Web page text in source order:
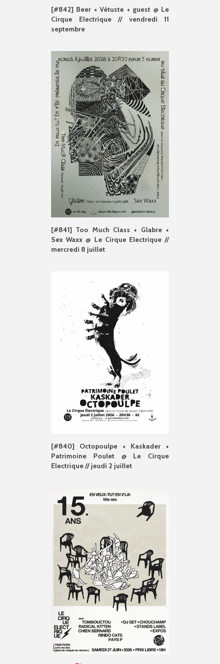
[#842] Beer + Vétuste + guest @ Le
Cirque Electrique // vendredi 11
septembre
[#841] Too Much Class + Glabre +
Sex Waxx @ Le Cirque Electrique //
mercredi 8 juillet
[#840] Octopoulpe + Kaskader +
Patrimoine Poulet @ Le Cirque
Electrique // jeudi 2 juillet